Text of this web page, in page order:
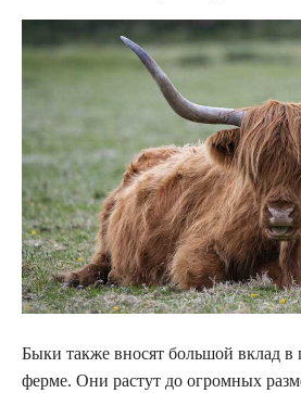
Быки также вносят большой вклад в
ферме. Они растут до огромных